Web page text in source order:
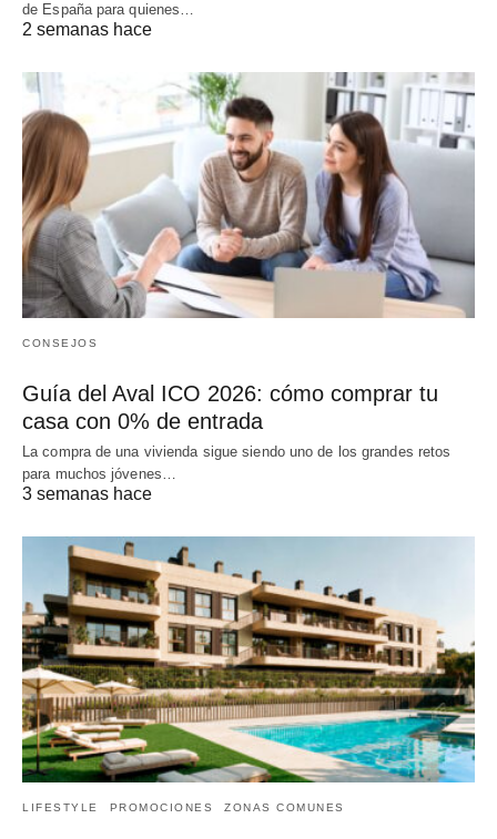
de España para quienes…
2 semanas hace
CONSEJOS
Guía del Aval ICO 2026: cómo comprar tu
casa con 0% de entrada
La compra de una vivienda sigue siendo uno de los grandes retos
para muchos jóvenes…
3 semanas hace
LIFESTYLE PROMOCIONES ZONAS COMUNES